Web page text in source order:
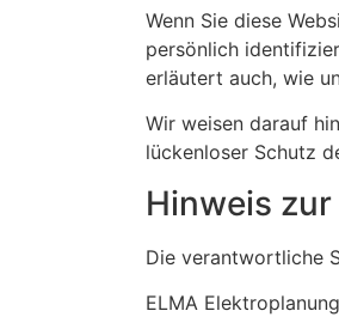
Wenn Sie diese
persönlich
erläutert auch, wie
Wir weisen darauf
lückenloser Schutz
Hinweis
Die verantwortliche
ELMA